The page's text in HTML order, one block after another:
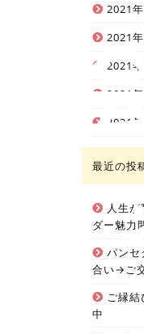
2021
2021
2021
2021
2021
最近の投
人生
ダー魅力
パンセ
合い→ご
ご縁
中